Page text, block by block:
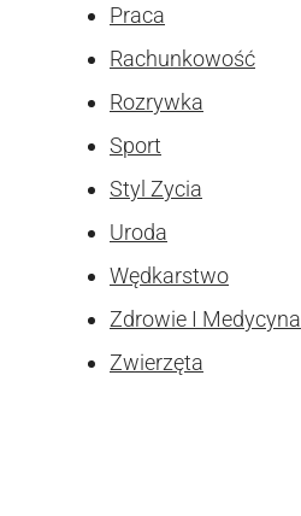
Praca
Rachunkowość
Rozrywka
Sport
Styl Zycia
Uroda
Wędkarstwo
Zdrowie I Medycyna
Zwierzęta